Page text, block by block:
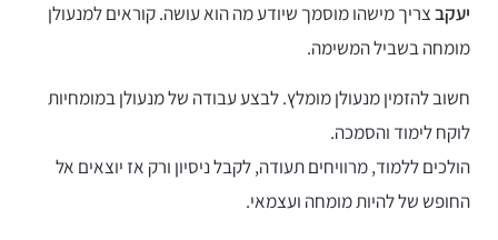
יעקבצריך מישהו מוסמך שיודע מה הוא עושה. קוראים למנעולן
מומחה בשביל המשימה.
חשוב להזמין מנעולן מומלץ. לבצע עבודה של מנעולן במומחיות
לוקח לימוד והסמכה.
הולכים ללמוד, מרוויחים תעודה, לקבל ניסיון ורק אז יוצאים אל
החופש של להיות מומחה ועצמאי.